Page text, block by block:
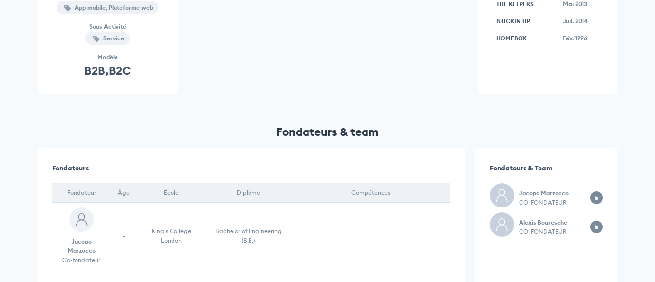
App mobile, Plateforme web
Sous Activité
Service
Modèle
B2B,B2C
THE KEEPERS Mai 2013
BRICKIN UP Juil. 2014
HOMEBOX Fév. 1996
Fondateurs & team
Fondateurs
Fondateur Âge École Diplôme Compétences
Jacopo
Marzocco
Co-fondateur
-
King s College
London
Bachelor of Engineering
(B.E.)
Fondateurs & Team
Jacopo Marzocco
CO-FONDATEUR
Alexis Bouresche
CO-FONDATEUR